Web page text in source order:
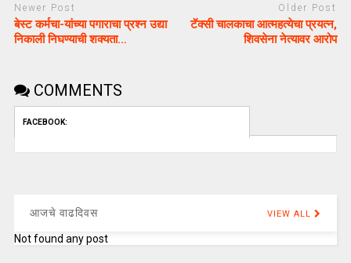
Newer Post
बेस्ट कर्मचा-यांच्या पगाराचा प्रश्न उद्या
निकाली निघण्याची शक्यता…
Older Post
टॅक्सी चालकाचा आत्महत्येचा प्रयत्न,
शिवसेना नेत्यावर आरोप
COMMENTS
FACEBOOK:
आजचे वाढदिवस VIEW ALL
Not found any post